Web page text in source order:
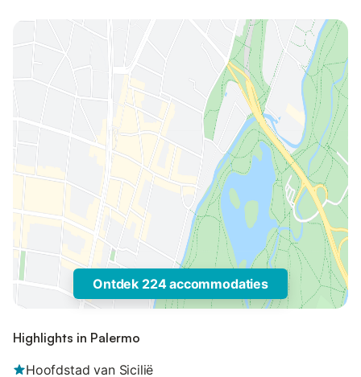
Ontdek 224 accommodaties
Highlights in Palermo
Hoofdstad van Sicilië